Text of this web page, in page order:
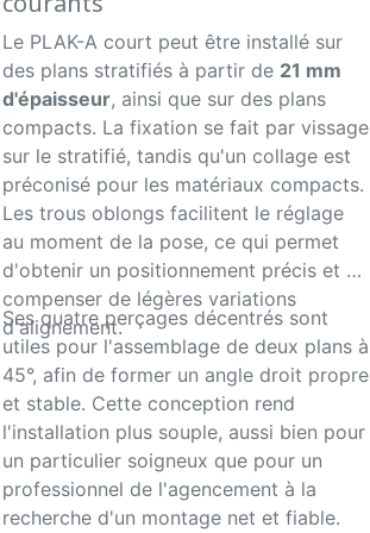
Le PLAK-A court peut être installé sur
des plans stratifiés à partir de 21 mm
d'épaisseur, ainsi que sur des plans
compacts. La fixation se fait par vissage
sur le stratifié, tandis qu'un collage est
préconisé pour les matériaux compacts.
Les trous oblongs facilitent le réglage
au moment de la pose, ce qui permet
d'obtenir un positionnement précis et de
compenser de légères variations
d'alignement.
Ses quatre perçages décentrés sont
utiles pour l'assemblage de deux plans à
45°, afin de former un angle droit propre
et stable. Cette conception rend
l'installation plus souple, aussi bien pour
un particulier soigneux que pour un
professionnel de l'agencement à la
recherche d'un montage net et fiable.